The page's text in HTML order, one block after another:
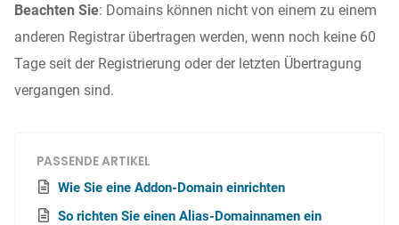
Beachten Sie: Domains können nicht von einem zu einem
anderen Registrar übertragen werden, wenn noch keine 60
Tage seit der Registrierung oder der letzten Übertragung
vergangen sind.
PASSENDE ARTIKEL
Wie Sie eine Addon-Domain einrichten
So richten Sie einen Alias-Domainnamen ein